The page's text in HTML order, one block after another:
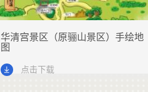
华清宫景区（原骊山景区）手绘地
图
点击下载